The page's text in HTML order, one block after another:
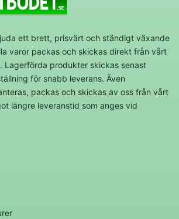
ett brett, prisvärt och ständigt växande
varor packas och skickas direkt från vårt
Lagerförda produkter skickas senast
för snabb leverans. Även
packas och skickas av oss från vårt
längre leveranstid som anges vid